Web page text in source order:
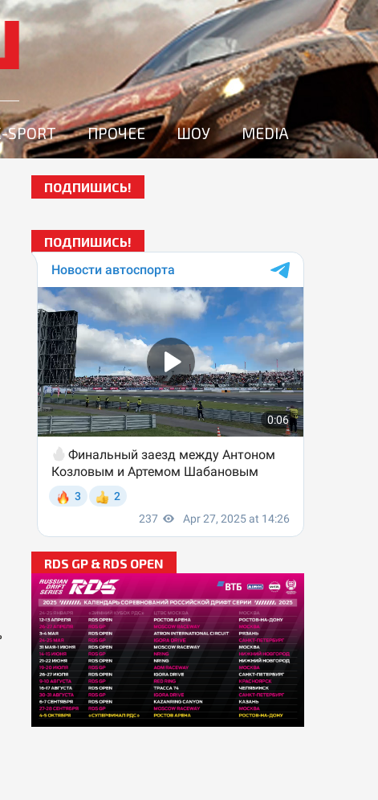
SPORT ПРОЧЕЕ ШОУ MEDIA
ПОДПИШИСЬ!
ПОДПИШИСЬ!
RDS GP & RDS OPEN